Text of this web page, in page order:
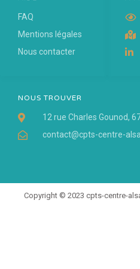
NOUS TROUVER
12 rue Charles Gounod,
contact@cpts-centre-
FAQ
Mentions légales
Nous contacter
Copyright © 2023 cpts-centre-